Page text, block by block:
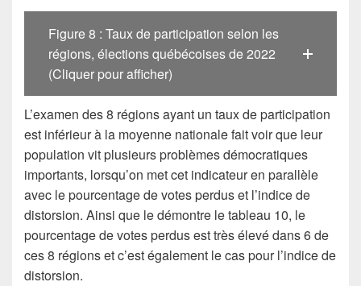
Figure 8 : Taux de participation selon les
régions, élections québécoises de 2022
(Cliquer pour afficher)
L’examen des 8 régions ayant un taux de participation
est inférieur à la moyenne nationale fait voir que leur
population vit plusieurs problèmes démocratiques
importants, lorsqu’on met cet indicateur en parallèle
avec le pourcentage de votes perdus et l’indice de
distorsion. Ainsi que le démontre le tableau 10, le
pourcentage de votes perdus est très élevé dans 6 de
ces 8 régions et c’est également le cas pour l’indice de
distorsion.